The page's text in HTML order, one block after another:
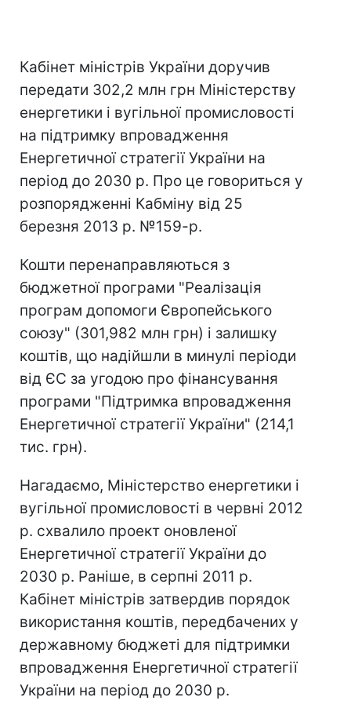
Кабінет міністрів України доручив
передати 302,2 млн грн Міністерству
енергетики і вугільної промисловості
на підтримку впровадження
Енергетичної стратегії України на
період до 2030 р. Про це говориться у
розпорядженні Кабміну від 25
березня 2013 р. №159-р.
Кошти перенаправляються з
бюджетної програми "Реалізація
програм допомоги Європейського
союзу" (301,982 млн грн) і залишку
коштів, що надійшли в минулі періоди
від ЄС за угодою про фінансування
програми "Підтримка впровадження
Енергетичної стратегії України" (214,1
тис. грн).
Нагадаємо, Міністерство енергетики і
вугільної промисловості в червні 2012
р. схвалило проект оновленої
Енергетичної стратегії України до
2030 р. Раніше, в серпні 2011 р.
Кабінет міністрів затвердив порядок
використання коштів, передбачених у
державному бюджеті для підтримки
впровадження Енергетичної стратегії
України на період до 2030 р.